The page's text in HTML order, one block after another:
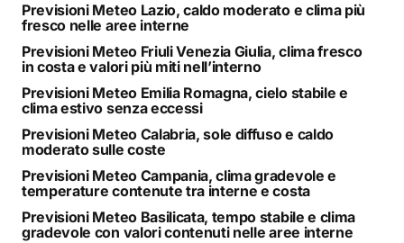
Previsioni Meteo Lazio, caldo moderato e clima più
fresco nelle aree interne
Previsioni Meteo Friuli Venezia Giulia, clima fresco
in costa e valori più miti nell’interno
Previsioni Meteo Emilia Romagna, cielo stabile e
clima estivo senza eccessi
Previsioni Meteo Calabria, sole diffuso e caldo
moderato sulle coste
Previsioni Meteo Campania, clima gradevole e
temperature contenute tra interne e costa
Previsioni Meteo Basilicata, tempo stabile e clima
gradevole con valori contenuti nelle aree interne